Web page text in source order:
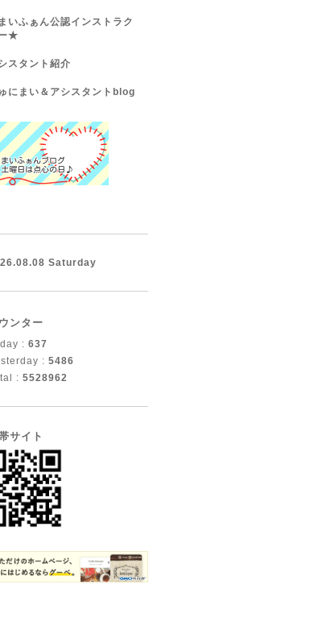
いふぁん公認インストラク
★
スタント紹介
にまい＆アシスタントblog
Saturday
ンター
: 637
: 5486
: 5528962
サイト